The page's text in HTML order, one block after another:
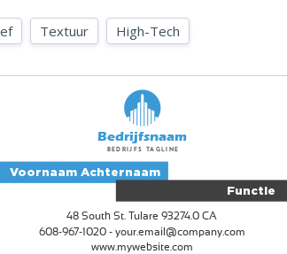
Textuur High-Tech
www.mywebsite.com
Functie
48 South St. Tulare 93274.0 CA
608-967-1020 - your.email@company.com
Voornaam Achternaam
Bedrijfsnaam
Bedrijfs tagline